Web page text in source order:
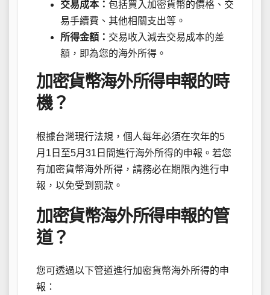
交易成本： 包括買入加密貨幣的價格、交
易手續費、其他相關支出等。
所得金額： 交易收入減去交易成本的差
額，即為您的海外所得。
加密貨幣海外所得申報的時
機？
根據台灣現行法規，個人每年必須在次年的5
月1日至5月31日間進行海外所得的申報。若您
有加密貨幣海外所得，請務必在期限內進行申
報，以免受到罰款。
加密貨幣海外所得申報的管
道？
您可透過以下管道進行加密貨幣海外所得的申
報：